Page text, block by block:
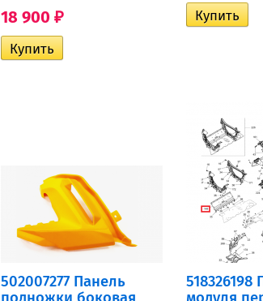
18 900 ₽
502007277 Панель
518326198